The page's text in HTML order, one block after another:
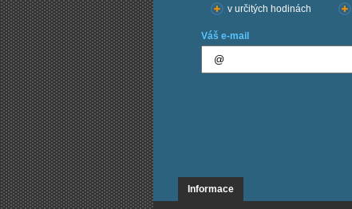
v určitých hodinách
Váš e-mail
Informace